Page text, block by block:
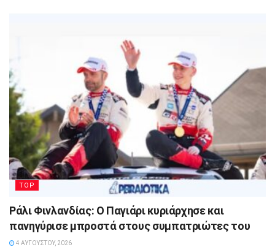
TOP
Ράλι Φινλανδίας: Ο Παγιάρι κυριάρχησε και
πανηγύρισε μπροστά στους συμπατριώτες του
4 ΑΥΓΟΎΣΤΟΥ, 2026